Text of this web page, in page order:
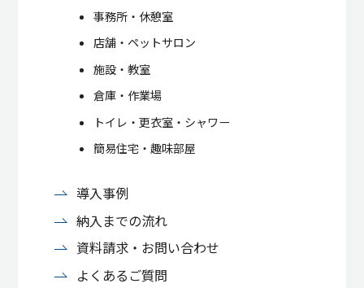
事務所・休憩室
店舗・ペットサロン
施設・教室
倉庫・作業場
トイレ・更衣室・シャワー
簡易住宅・趣味部屋
導入事例
納入までの流れ
資料請求・お問い合わせ
よくあるご質問